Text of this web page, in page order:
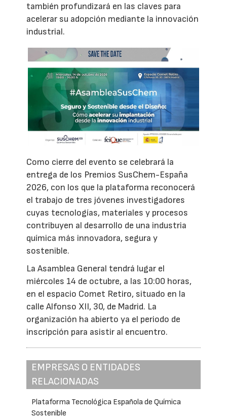
también profundizará en las claves para
acelerar su adopción mediante la innovación
industrial.
Como cierre del evento se celebrará la
entrega de los Premios SusChem-España
2026, con los que la plataforma reconocerá
el trabajo de tres jóvenes investigadores
cuyas tecnologías, materiales y procesos
contribuyen al desarrollo de una industria
química más innovadora, segura y
sostenible.
La Asamblea General tendrá lugar el
miércoles 14 de octubre, a las 10:00 horas,
en el espacio Comet Retiro, situado en la
calle Alfonso XII, 30, de Madrid. La
organización ha abierto ya el periodo de
inscripción para asistir al encuentro.
EMPRESAS O ENTIDADES
RELACIONADAS
Plataforma Tecnológica Española de Química
Sostenible